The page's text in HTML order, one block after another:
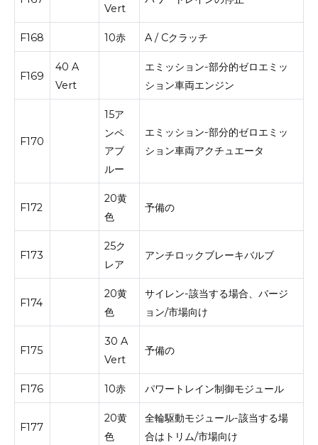
Vert
F168 10赤 A / Cクラッチ
F169
40 A
Vert
エミッション-部分的ゼロエミッ
ション車両エンジン
F170
15ア
ンペ
アブ
ルー
エミッション-部分的ゼロエミッ
ション車両アクチュエータ
F172
20黄
色
予備の
F173
25ク
レア
アンチロックブレーキバルブ
F174
20黄
色
サイレン-該当する場合、バージ
ョン/市場向け
F175
30 A
Vert
予備の
F176 10赤 パワートレイン制御モジュール
F177
20黄
色
全輪駆動モジュール-該当する場
合はトリム/市場向け